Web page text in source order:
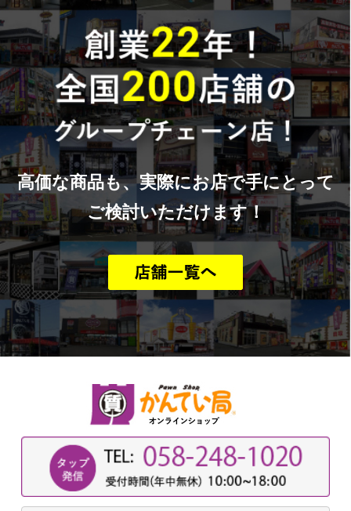
高価な商品も、実際にお店で手にとって
ご検討いただけます！